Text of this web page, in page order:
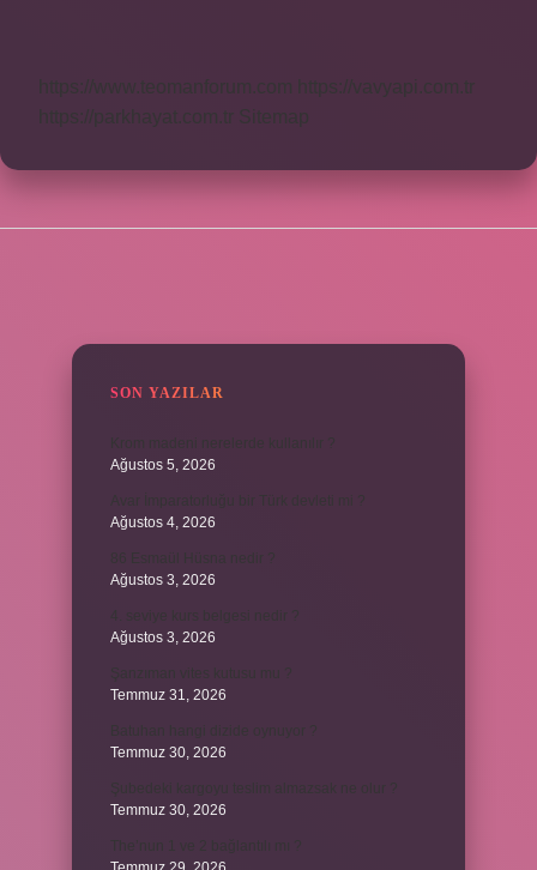
https://www.teomanforum.com
https://vavyapi.com.tr
https://parkhayat.com.tr
Sitemap
SON YAZILAR
Ağustos 5, 2026
Ağustos 4, 2026
Ağustos 3, 2026
Ağustos 3, 2026
Temmuz 31, 2026
Temmuz 30, 2026
Temmuz 30, 2026